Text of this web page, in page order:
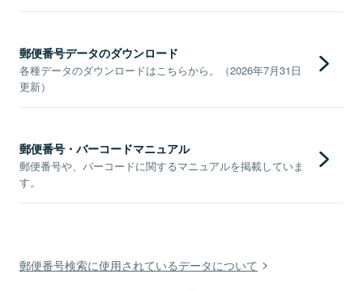
郵便番号データのダウンロード
各種データのダウンロードはこちらから。（2026年7月31日
更新）
郵便番号・バーコードマニュアル
郵便番号や、バーコードに関するマニュアルを掲載していま
す。
郵便番号検索に使用されているデータについて